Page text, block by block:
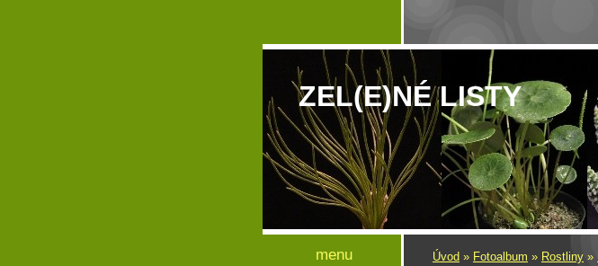
ZEL(E)NÉ LISTY
Úvod » Fotoalbum » Rostliny »
menu